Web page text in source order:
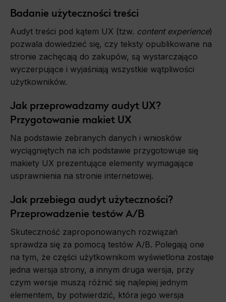
Scope responsible for displaying personalized ads that may be of interest to the user based on browsing history and habits
user, providing him or her with the marketing, advertising and retargeting content deemed most appropriate.
Badanie użyteczności treści
Audyt treści pod kątem UX (tzw. content experience)
pozwala dowiedzieć się, czy teksty opublikowane na
stronie zachęcają do zakupów, są wystarczająco
wyczerpujące i wyjaśniają wszystkie wątpliwości
użytkowników.
Jak przeprowadzamy audyt UX?
Przygotowanie makiet UX
Na podstawie zebranych danych i wniosków
wyciągniętych na ich podstawie przygotowuje się
makiety UX prezentujące elementy wymagające
usprawnienia na stronie internetowej.
Jak przebiega audyt użyteczności?
Przeprowadzenie testów A/B
Skuteczność zaproponowanych rozwiązań
sprawdza się za pomocą testów A/B. Polegają one
na tym, że części użytkownikom wyświetlona zostaje
jedna wersja strony, a innym druga wersja, przy
czym wersje muszą różnić się najlepiej jednym
elementem, by potwierdzić, która jego wersja